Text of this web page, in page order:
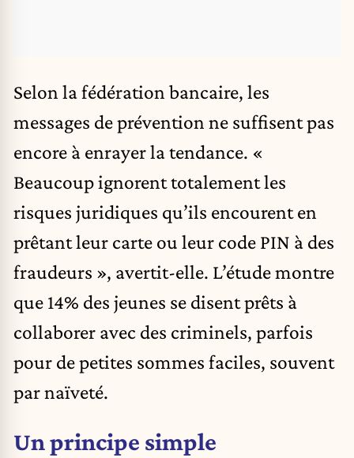
Selon la fédération bancaire, les
messages de prévention ne suffisent pas
encore à enrayer la tendance. «
Beaucoup ignorent totalement les
risques juridiques qu’ils encourent en
prêtant leur carte ou leur code PIN à des
fraudeurs », avertit-elle. L’étude montre
que 14% des jeunes se disent prêts à
collaborer avec des criminels, parfois
pour de petites sommes faciles, souvent
par naïveté.
Un principe simple